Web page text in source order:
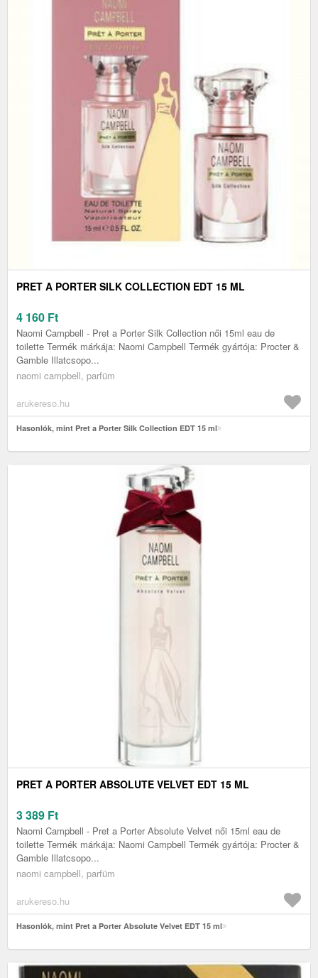
PRET A PORTER SILK COLLECTION EDT 15 ML
4 160 Ft
Naomi Campbell - Pret a Porter Silk Collection női 15ml eau de
toilette Termék márkája: Naomi Campbell Termék gyártója: Procter &
Gamble Illatcsopo...
naomi campbell, parfüm
arukereso.hu
Hasonlók, mint Pret a Porter Silk Collection EDT 15 ml
PRET A PORTER ABSOLUTE VELVET EDT 15 ML
3 389 Ft
Naomi Campbell - Pret a Porter Absolute Velvet női 15ml eau de
toilette Termék márkája: Naomi Campbell Termék gyártója: Procter &
Gamble Illatcsopo...
naomi campbell, parfüm
arukereso.hu
Hasonlók, mint Pret a Porter Absolute Velvet EDT 15 ml